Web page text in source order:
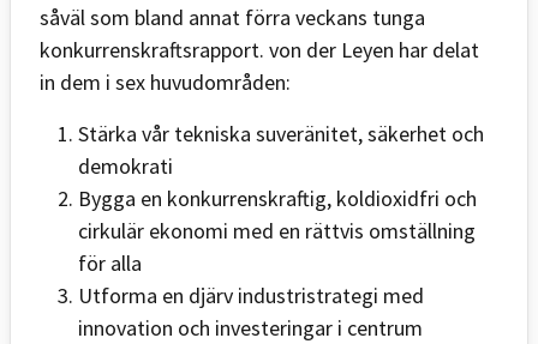
såväl som bland annat förra veckans tunga
konkurrenskraftsrapport. von der Leyen har delat
in dem i sex huvudområden:
Stärka vår tekniska suveränitet, säkerhet och
demokrati
Bygga en konkurrenskraftig, koldioxidfri och
cirkulär ekonomi med en rättvis omställning
för alla
Utforma en djärv industristrategi med
innovation och investeringar i centrum